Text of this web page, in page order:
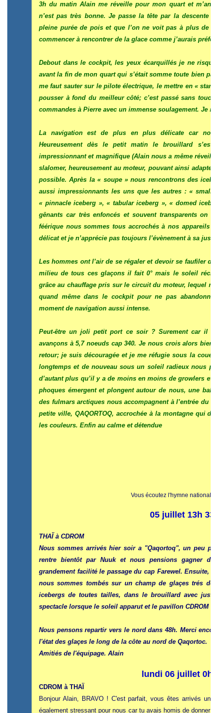
3h du matin Alain me réveille pour mon quart et
n’est pas très bonne. Je passe la tête par la descente
pleine purée de pois et que l’on ne voit pas à plus de
commencer à rencontrer de la glace comme j’aurais
Debout dans le cockpit, les yeux écarquillés je ne
avant la fin de mon quart qui s’était somme toute bien
me faut sauter sur le pilote électrique, le mettre en «
pousser à fond du meilleur côté; c’est passé sans
commandes à Pierre avec un immense soulagement. Je
La navigation est de plus en plus délicate car
Heureusement dès le petit matin le brouillard
impressionnant et magnifique (Alain nous a même
slalomer, heureusement au moteur, pouvant ainsi
possible. Après la « soupe » nous rencontrons des
aussi impressionnants les uns que les autres : « small
« pinnacle iceberg », « tabular iceberg », « domed
gênants car très enfoncés et souvent transparents on
féérique nous sommes tous accrochés à nos appareils
délicat et je n’apprécie pas toujours l’évènement à sa juste
Les hommes ont l’air de se régaler et devoir se faufiler
milieu de tous ces glaçons il fait 0° mais le soleil
grâce au chauffage pris sur le circuit du moteur, lequel
quand même dans le cockpit pour ne pas
moment de navigation aussi intense.
Peut-être un joli petit port ce soir ? Surement car il
avançons à 5,7 noeuds cap 340. Je nous crois alors
retour; je suis découragée et je me réfugie sous la
longtemps et de nouveau sous un soleil radieux nous
d’autant plus qu’il y a de moins en moins de growlers et
phoques émergent et plongent autour de nous, une
des fulmars arctiques nous accompagnent à l’entrée du
petite ville, QAQORTOQ, accrochée à la montagne qui
les couleurs. Enfin au calme et détendue
Vous écoutez l'hymne national
05 juillet 13h 33
THAÏ à CDROM
Nous sommes arrivés hier soir a "Qaqortoq", un peu
rentre bientôt par Nuuk et nous pensions gagner du
grandement facilité le passage du cap Farewel. Ensuite,
nous sommes tombés sur un champ de glaçes trés
icebergs de toutes tailles, dans le brouillard avec
spectacle lorsque le soleil apparut et le pavillon CDROM
Nous pensons repartir vers le nord dans 48h. Merci
l'état des glaçes le long de la côte au nord de Qaqortoc.
Amitiés de l'équipage. Alain
lundi 06 juillet 0h
CDROM à THAÏ
Bonjour Alain, BRAVO ! C'est parfait, vous êtes arrivés un
également stressant pour nous car tu avais homis de donner